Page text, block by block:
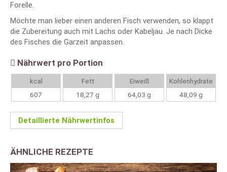
Forelle.
Möchte man lieber einen anderen Fisch verwenden, so klappt
die Zubereitung auch mit Lachs oder Kabeljau. Je nach Dicke
des Fisches die Garzeit anpassen.
Nährwert pro Portion
kcal
607
Fett
18,27 g
Eiweiß
64,03 g
Kohlenhydrate
48,09 g
Detaillierte Nährwertinfos
ÄHNLICHE REZEPTE